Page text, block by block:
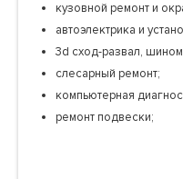
кузовной ремонт и
автоэлектрика и
3d сход-развал,
слесарный ремонт;
компьютерная
ремонт подвески;